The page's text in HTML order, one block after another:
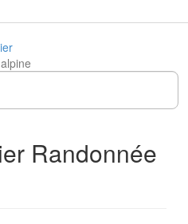
Randonnée